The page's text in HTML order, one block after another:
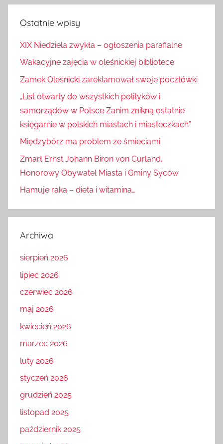
Ostatnie wpisy
XIX Niedziela zwykła – ogłoszenia parafialne
Wakacyjne zajęcia w oleśnickiej bibliotece
Zamek Oleśnicki zareklamował swoje pocztówki
„List otwarty do wszystkich polityków i
samorządów w Polsce Zanim znikną ostatnie
księgarnie w polskich miastach i miasteczkach”
Międzybórz ma problem ze śmieciami
Zmarł Ernst Johann Biron von Curland,
Honorowy Obywatel Miasta i Gminy Syców.
Hamuje raka – dieta i witamina…
Archiwa
sierpień 2026
lipiec 2026
czerwiec 2026
maj 2026
kwiecień 2026
marzec 2026
luty 2026
styczeń 2026
grudzień 2025
listopad 2025
październik 2025